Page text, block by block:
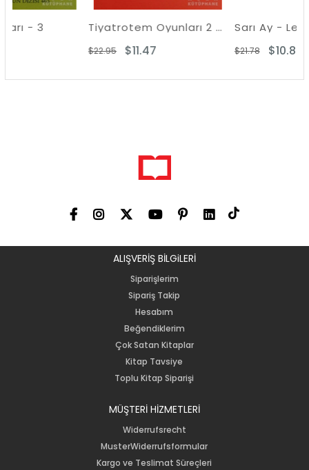
Tiyatrotem Oyunları 2 - Hakiki Gala
$11.47 $10.89
ALIŞVERİŞ BİLGiLERİ
Siparişlerim
Sipariş Takip
Hesabım
Beğendiklerim
Çok Satan Kitaplar
Kitap Tavsiye
Toplu Kitap Siparişi
MÜŞTERİ HİZMETLERİ
Widerrufsrecht
MusterWiderrufsformular
Kargo ve Teslimat Süreçleri